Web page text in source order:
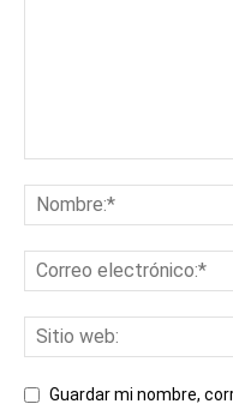
Guardar mi nombre,